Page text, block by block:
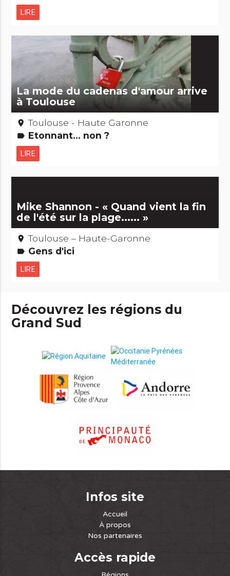
LIRE
La mode du cadenas d'amour arrive
à Toulouse
place Toulouse - Haute Garonne
label Etonnant... non ?
LIRE
Mike Shannon - « Quand vient la fin
de l'été sur la plage...... »
place Toulouse – Haute-Garonne
label Gens d'ici
LIRE
Découvrez les régions du
Grand Sud
Infos site
Accueil
À propos
Nos partenaires
Accès rapide